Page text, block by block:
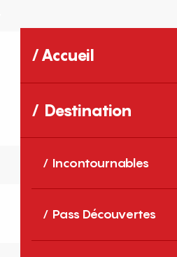
Accueil
Destination
Incontournables
Pass Découvertes